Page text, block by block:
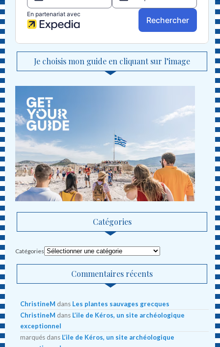
Je choisis mon guide en cliquant sur l’image
Catégories
Catégories
Commentaires récents
ChristineM dans Les plantes sauvages grecques
ChristineM dans L’ile de Kéros, un site archéologique
exceptionnel
marqués dans L’ile de Kéros, un site archéologique